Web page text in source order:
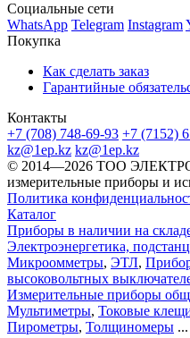
Социальные сети
WhatsApp Telegram Instagram
Покупка
Как сделать заказ
Гарантийные
Контакты
+7 (708) 748-69-93 +7 (7152)
kz@1ep.kz kz@1ep.kz
©️ 2014—2026 ТОО
измерительные приборы и
Политика
Каталог
Приборы в наличии на
Электроэнергетика,
Микроомметры, ЭТЛ,
высоковольтных
Измерительные приборы
Мультиметры, Токовые
Пирометры, Толщиномеры ...